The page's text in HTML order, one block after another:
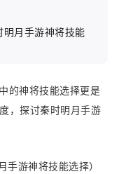
明月手游神将技能
的神将技能选择更是
，探讨秦时明月手游